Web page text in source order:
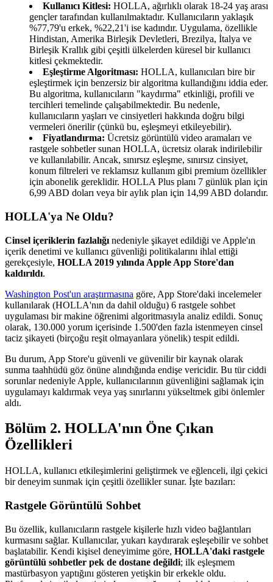
Kullanıcı Kitlesi: HOLLA, ağırlıklı olarak 18-24 yaş arası
gençler tarafından kullanılmaktadır. Kullanıcıların yaklaşık
%77,79'u erkek, %22,21'i ise kadındır. Uygulama, özellikle
Hindistan, Amerika Birleşik Devletleri, Brezilya, İtalya ve
Birleşik Krallık gibi çeşitli ülkelerden küresel bir kullanıcı
kitlesi çekmektedir.
Eşleştirme Algoritması: HOLLA, kullanıcıları bire bir
eşleştirmek için benzersiz bir algoritma kullandığını iddia eder.
Bu algoritma, kullanıcıların "kaydırma" etkinliği, profili ve
tercihleri temelinde çalışabilmektedir. Bu nedenle,
kullanıcıların yaşları ve cinsiyetleri hakkında doğru bilgi
vermeleri önerilir (çünkü bu, eşleşmeyi etkileyebilir).
Fiyatlandırma: Ücretsiz görüntülü video aramaları ve
rastgele sohbetler sunan HOLLA, ücretsiz olarak indirilebilir
ve kullanılabilir. Ancak, sınırsız eşleşme, sınırsız cinsiyet,
konum filtreleri ve reklamsız kullanım gibi premium özellikler
için abonelik gereklidir. HOLLA Plus planı 7 günlük plan için
6,99 ABD doları veya bir aylık plan için 14,99 ABD dolarıdır.
HOLLA'ya Ne Oldu?
Cinsel içeriklerin fazlalığı nedeniyle şikayet edildiği ve Apple'ın
içerik denetimi ve kullanıcı güvenliği politikalarını ihlal ettiği
gerekçesiyle, HOLLA 2019 yılında Apple App Store'dan
kaldırıldı.
Washington Post'un araştırmasına göre, App Store'daki incelemeler
kullanılarak (HOLLA'nın da dahil olduğu) 6 rastgele sohbet
uygulaması bir makine öğrenimi algoritmasıyla analiz edildi. Sonuç
olarak, 130.000 yorum içerisinde 1.500'den fazla istenmeyen cinsel
taciz şikayeti (birçoğu reşit olmayanlara yönelik) tespit edildi.
Bu durum, App Store'u güvenli ve güvenilir bir kaynak olarak
sunma taahhüdü göz önüne alındığında endişe vericidir. Bu tür ciddi
sorunlar nedeniyle Apple, kullanıcılarının güvenliğini sağlamak için
uygulamayı kaldırmak veya yaş sınırlarını yükseltmek gibi önlemler
aldı.
Bölüm 2. HOLLA'nın Öne Çıkan
Özellikleri
HOLLA, kullanıcı etkileşimlerini geliştirmek ve eğlenceli, ilgi çekici
bir deneyim sunmak için çeşitli özellikler sunar. İşte bazıları:
Rastgele Görüntülü Sohbet
Bu özellik, kullanıcıların rastgele kişilerle hızlı video bağlantıları
kurmasını sağlar. Kullanıcılar, yukarı kaydırarak eşleşebilir ve sohbet
başlatabilir. Kendi kişisel deneyimime göre, HOLLA'daki rastgele
görüntülü sohbetler pek de dostane değildi; ilk eşleşmem
mastürbasyon yaptığını gösteren yetişkin bir erkekle oldu.